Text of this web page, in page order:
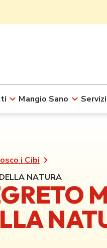
Mangio Sano
i Cibi
NATURA